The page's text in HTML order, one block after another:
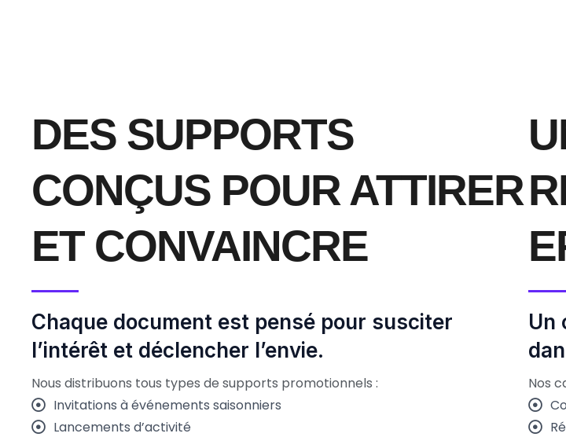
DES SUPPORTS
CONÇUS POUR ATTIRER
ET CONVAINCRE
Chaque document est pensé pour susciter
l’intérêt et déclencher l’envie.
Nous distribuons tous types de supports promotionnels :
Invitations à événements saisonniers
Lancements d’activité
Un
Nos